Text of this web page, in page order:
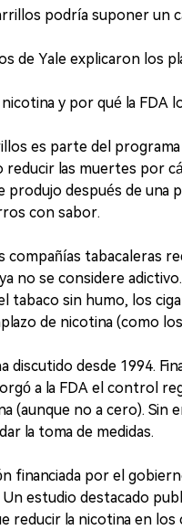
podría suponer un
de Yale explicaron los
y por qué la FDA
es parte del
las muertes por
produjo después de
con sabor.
compañías tabacaleras
no se considere
tabaco sin humo, los
de nicotina (como
discutido desde 1994.
a la FDA el control
(aunque no a cero). Sin
la toma de medidas.
financiada por el
estudio destacado
reducir la nicotina en